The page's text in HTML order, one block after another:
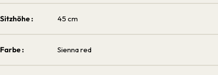
Sitzhöhe : 45 cm
Farbe : Sienna red